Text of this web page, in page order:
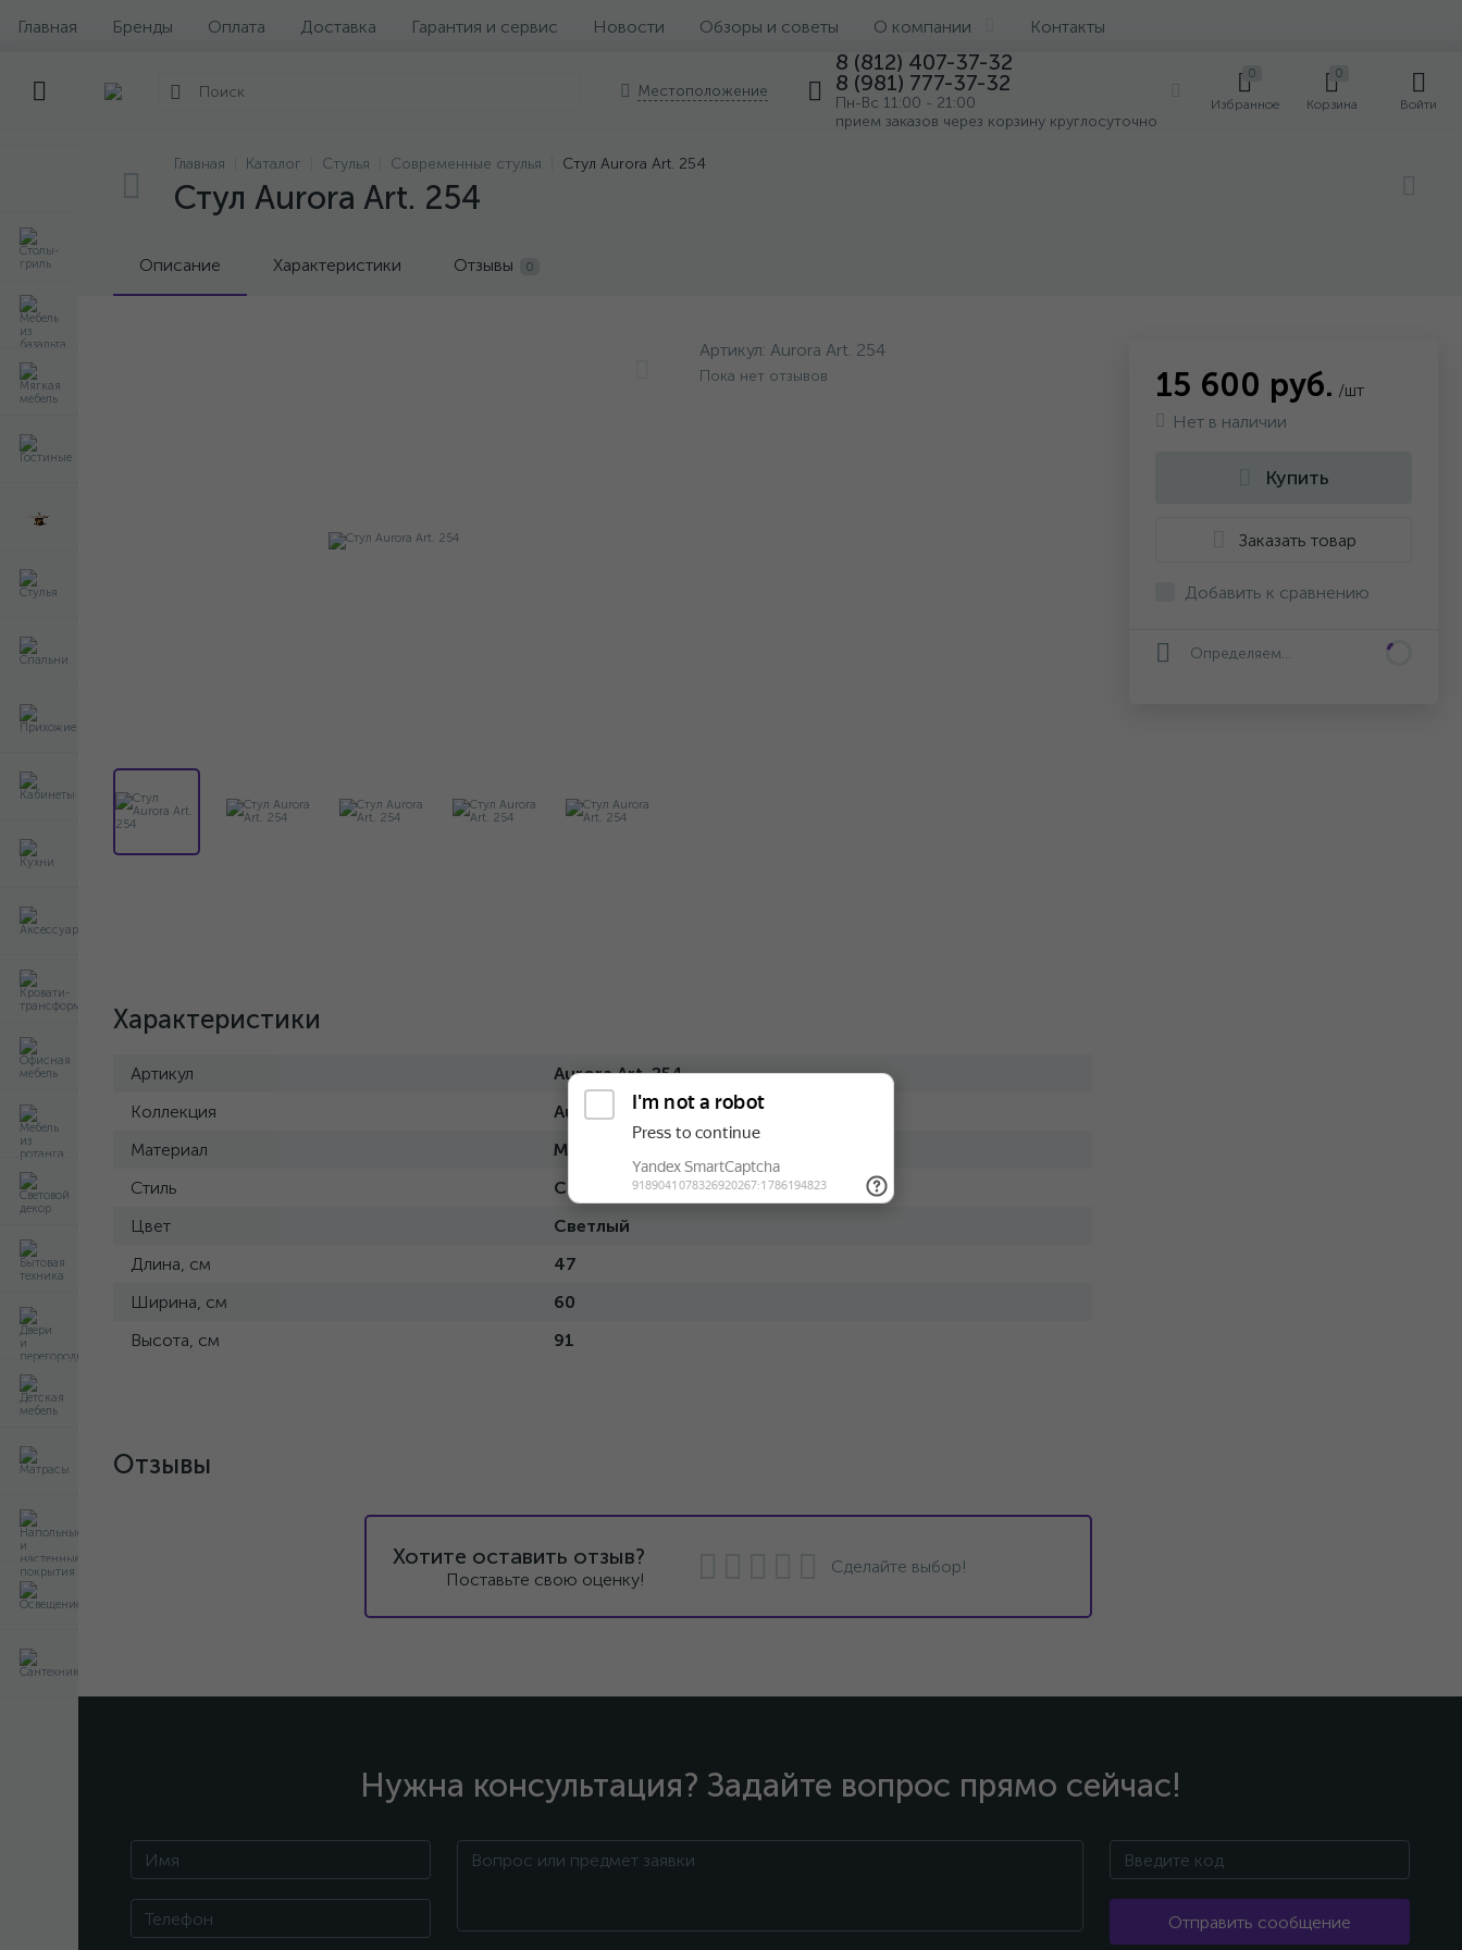
Главная Бренды Оплата Доставка Гарантия и сервис Новости Обзоры и советы О компании Контакты
Местоположение
8 (812) 407-37-32
8 (981) 777-37-32
Пн-Вс 11:00 - 21:00
прием заказов через корзину круглосуточно
0
Избранное
0
Корзина Войти
Главная Каталог Стулья Современные стулья Стул Aurora Art. 254
Стул Aurora Art. 254
Описание Характеристики Отзывы 0
Артикул: Aurora Art. 254
Пока нет отзывов
Характеристики
Артикул
Aurora Art. 254
Коллекция
Aurora
Материал
Массив-ткань
Стиль
Современный
Цвет
Светлый
Длина, см
47
Ширина, см
60
Высота, см
91
15 600 руб. /шт
Нет в наличии
Купить
Заказать товар
Добавить к сравнению
Определяем...
Отзывы
Хотите оставить отзыв?
Поставьте свою оценку!
Сделайте выбор!
Нужна консультация? Задайте вопрос прямо сейчас!
Отправить сообщение